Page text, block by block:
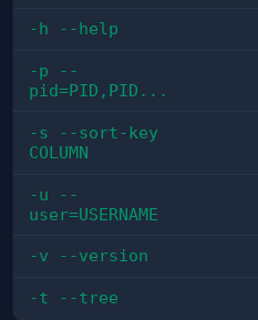
-h --help
-p --
pid=PID,PID...
-s --sort-key
COLUMN
-u --
user=USERNAME
-v --version
-t --tree